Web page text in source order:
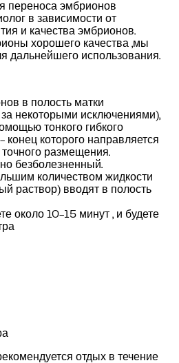
переноса эмбрионов
в зависимости от
и качества эмбрионов.
хорошего качества ,мы
дальнейшего использования.
в полость матки
некоторыми исключениями),
тонкого гибкого
конец которого направляется
размещения.
безболезненный.
количеством жидкости
раствор) вводят в полость
около 10-15 минут , и будете
отдых в течение